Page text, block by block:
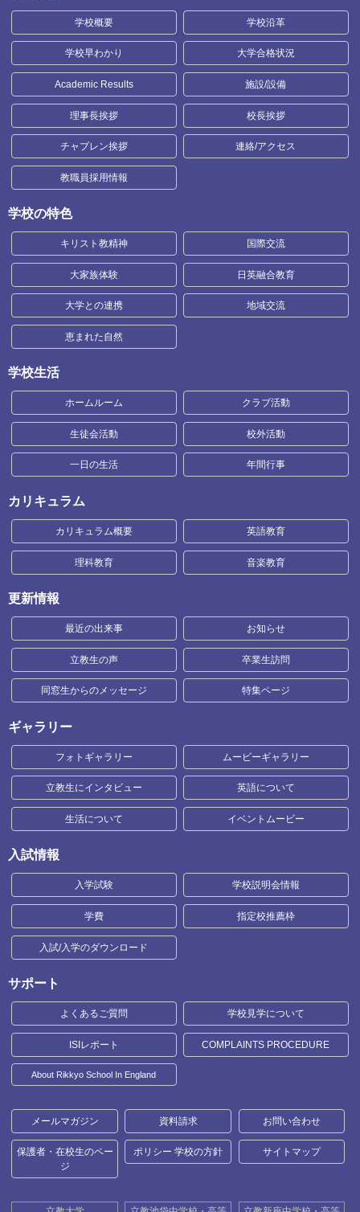
学校概要 学校沿革
学校早わかり 大学合格状況
Academic Results 施設/設備
理事長挨拶 校長挨拶
チャプレン挨拶 連絡/アクセス
教職員採用情報
学校の特色
キリスト教精神 国際交流
大家族体験 日英融合教育
大学との連携 地域交流
恵まれた自然
学校生活
ホームルーム クラブ活動
生徒会活動 校外活動
一日の生活 年間行事
カリキュラム
カリキュラム概要 英語教育
理科教育 音楽教育
更新情報
最近の出来事 お知らせ
立教生の声 卒業生訪問
同窓生からのメッセージ 特集ページ
ギャラリー
フォトギャラリー ムービーギャラリー
立教生にインタビュー 英語について
生活について イベントムービー
入試情報
入学試験 学校説明会情報
学費 指定校推薦枠
入試/入学のダウンロード
サポート
よくあるご質問 学校見学について
ISIレポート COMPLAINTS PROCEDURE
About Rikkyo School In England
メールマガジン 資料請求 お問い合わせ
保護者・在校生のペー
ジ
ポリシー 学校の方針 サイトマップ